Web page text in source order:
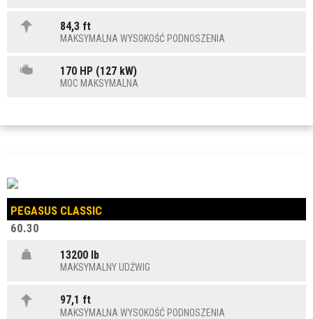
84,3 ft
MAKSYMALNA WYSOKOŚĆ PODNOSZENIA
170 HP (127 kW)
MOC MAKSYMALNA
PEGASUS CLASSIC
60.30
13200 lb
MAKSYMALNY UDŹWIG
97,1 ft
MAKSYMALNA WYSOKOŚĆ PODNOSZENIA